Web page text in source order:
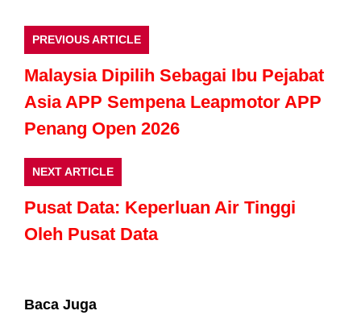
PREVIOUS ARTICLE
Malaysia Dipilih Sebagai Ibu Pejabat
Asia APP Sempena Leapmotor APP
Penang Open 2026
NEXT ARTICLE
Pusat Data: Keperluan Air Tinggi
Oleh Pusat Data
Baca Juga